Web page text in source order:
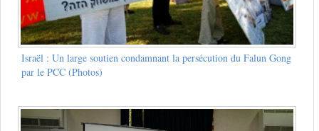
Israël : Un large soutien condamnant la persécution du Falun Gong
par le PCC (Photos)